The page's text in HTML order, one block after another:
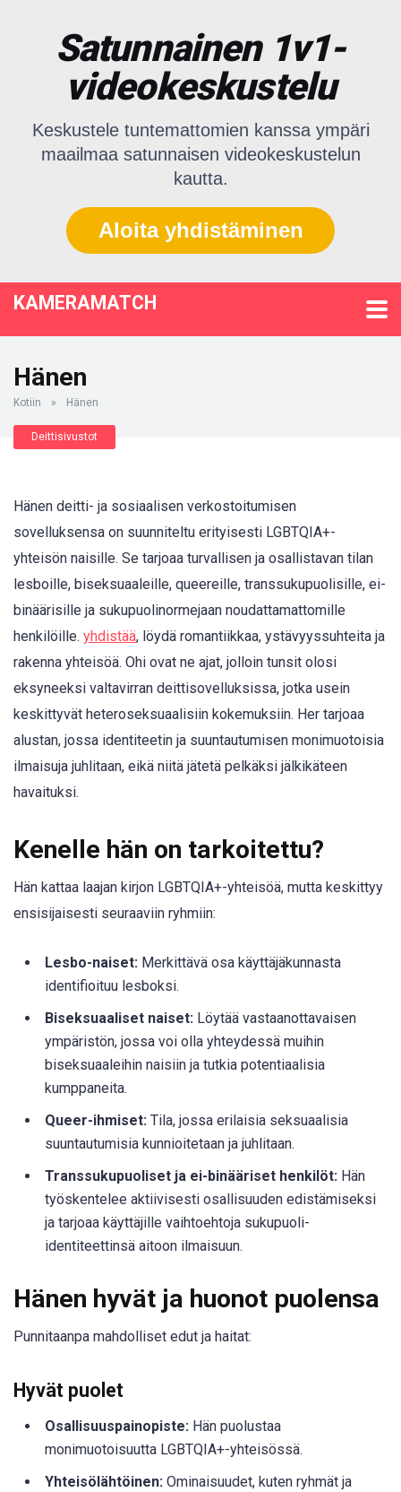
Satunnainen 1v1-
videokeskustelu
Keskustele tuntemattomien kanssa ympäri
maailmaa satunnaisen videokeskustelun
kautta.
Aloita yhdistäminen
KAMERAMATCH
Hänen
Kotiin » Hänen
Deittisivustot
Hänen deitti- ja sosiaalisen verkostoitumisen
sovelluksensa on suunniteltu erityisesti LGBTQIA+-
yhteisön naisille. Se tarjoaa turvallisen ja osallistavan tilan
lesboille, biseksuaaleille, queereille, transsukupuolisille, ei-
binäärisille ja sukupuolinormejaan noudattamattomille
henkilöille. yhdistää, löydä romantiikkaa, ystävyyssuhteita ja
rakenna yhteisöä. Ohi ovat ne ajat, jolloin tunsit olosi
eksyneeksi valtavirran deittisovelluksissa, jotka usein
keskittyvät heteroseksuaalisiin kokemuksiin. Her tarjoaa
alustan, jossa identiteetin ja suuntautumisen monimuotoisia
ilmaisuja juhlitaan, eikä niitä jätetä pelkäksi jälkikäteen
havaituksi.
Kenelle hän on tarkoitettu?
Hän kattaa laajan kirjon LGBTQIA+-yhteisöä, mutta keskittyy
ensisijaisesti seuraaviin ryhmiin:
Lesbo-naiset: Merkittävä osa käyttäjäkunnasta
identifioituu lesboksi.
Biseksuaaliset naiset: Löytää vastaanottavaisen
ympäristön, jossa voi olla yhteydessä muihin
biseksuaaleihin naisiin ja tutkia potentiaalisia
kumppaneita.
Queer-ihmiset: Tila, jossa erilaisia seksuaalisia
suuntautumisia kunnioitetaan ja juhlitaan.
Transsukupuoliset ja ei-binääriset henkilöt: Hän
työskentelee aktiivisesti osallisuuden edistämiseksi
ja tarjoaa käyttäjille vaihtoehtoja sukupuoli-
identiteettinsä aitoon ilmaisuun.
Hänen hyvät ja huonot puolensa
Punnitaanpa mahdolliset edut ja haitat:
Hyvät puolet
Osallisuuspainopiste: Hän puolustaa
monimuotoisuutta LGBTQIA+-yhteisössä.
Yhteisölähtöinen: Ominaisuudet, kuten ryhmät ja